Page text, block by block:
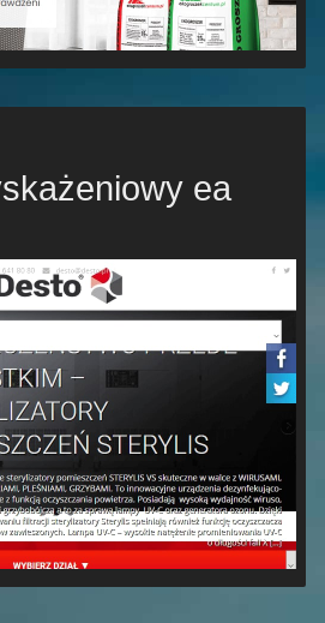
ea